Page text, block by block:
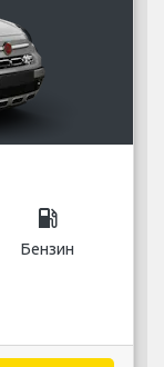
local_gas_station
Бензин